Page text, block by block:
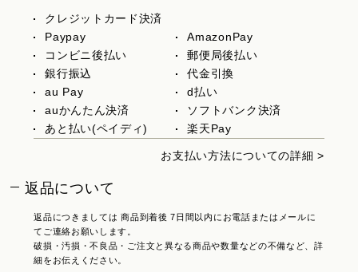
クレジットカード決済
Paypay
AmazonPay
コンビニ後払い
郵便局後払い
銀行振込
代金引換
au Pay
d払い
auかんたん決済
ソフトバンク決済
あと払い(ペイディ)
楽天Pay
お支払い方法についての詳細 >
返品について
返品につきましては 商品到着後 7日間以内にお電話またはメールに
てご連絡お願いします。
破損・汚損・不良品・ご注文と異なる商品や数量などの不備など、詳
細をお伝えください。